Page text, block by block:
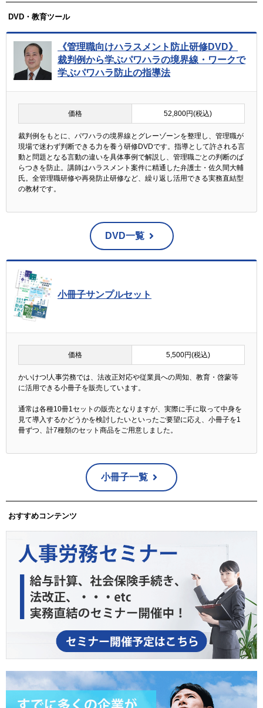
DVD・教育ツール
《管理職向けハラスメント防止研修DVD》
裁判例から学ぶパワハラの境界線・ワークで
学ぶパワハラ防止の指導法
価格 52,800円(税込)
裁判例をもとに、パワハラの境界線とグレーゾーンを整理し、管理職が
現場で迷わず判断できる力を養う研修DVDです。指導として許される言
動と問題となる言動の違いを具体事例で解説し、管理職ごとの判断のば
らつきを防止。講師はハラスメント案件に精通した弁護士・佐久間大輔
氏。全管理職研修や再発防止研修など、繰り返し活用できる実務直結型
の教材です。
DVD一覧
小冊子サンプルセット
価格 5,500円(税込)
かいけつ!人事労務では、法改正対応や従業員への周知、教育・啓蒙等
に活用できる小冊子を販売しています。
通常は各種10冊1セットの販売となりますが、実際に手に取って中身を
見て導入するかどうかを検討したいといったご要望に応え、小冊子を1
冊ずつ、計7種類のセット商品をご用意しました。
小冊子一覧
おすすめコンテンツ